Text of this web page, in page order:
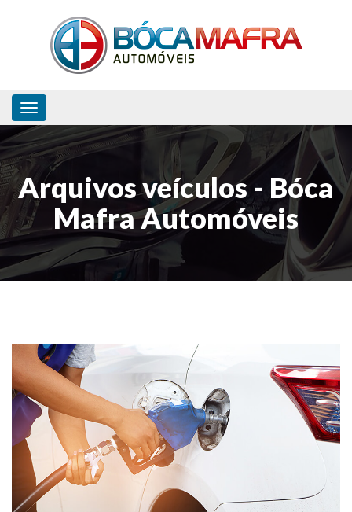
Toggle navigation
Arquivos veículos - Bóca
Mafra Automóveis